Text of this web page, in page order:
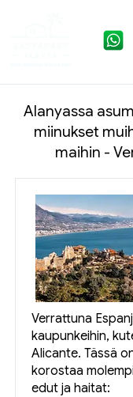
Alanyassa
miinukset
maihin -
Verrattuna
kaupunkeihin,
Alicante. Tässä
korostaa
edut ja haitat: